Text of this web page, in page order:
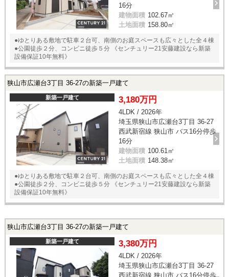
16分
建物面積 102.67㎡
土地面積 158.80㎡
●ゆとりある敷地で駐車２台可、南側のお庭スペースも広々とした全４棟
●公園徒歩２分、コンビニ徒歩５分 《センチュリー21安藤建設なら新築
設備保証10年無料》
狭山市広瀬台3丁目 36-27の新築一戸建て
新築一戸建て 3,180万円
4LDK / 2026年
埼玉県狭山市広瀬台3丁目 36-27
西武新宿線 狭山市 バス16分停歩
16分
建物面積 100.61㎡
土地面積 148.38㎡
●ゆとりある敷地で駐車２台可、南側のお庭スペースも広々とした全４棟
●公園徒歩２分、コンビニ徒歩５分 《センチュリー21安藤建設なら新築
設備保証10年無料》
狭山市広瀬台3丁目 36-27の新築一戸建て
新築一戸建て 3,380万円
4LDK / 2026年
埼玉県狭山市広瀬台3丁目 36-27
西武新宿線 狭山市 バス16分停歩